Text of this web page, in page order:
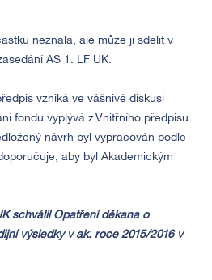
neznala, ale může ji sdělit v
AS 1. LF UK.
vzniká ve vášnivé diskusi
fondu vyplývá z Vnitřního předpisu
návrh byl vypracován podle
aby byl Akademickým
schválil Opatření děkana o
výsledky v ak. roce 2015/2016 v